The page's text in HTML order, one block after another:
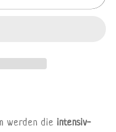
werden die intensiv-